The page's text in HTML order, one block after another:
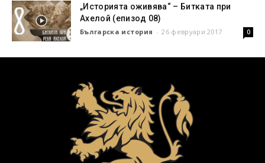
„Историята оживява“ – Битката при
Ахелой (епизод 08)
Българска история - 26 февруари 2017 0